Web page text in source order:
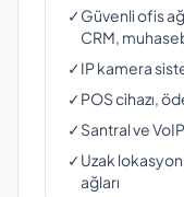
✓Güvenli ofis
CRM,
✓IP kamera
✓POS cihazı,
✓Santral ve
✓Uzak
ağları